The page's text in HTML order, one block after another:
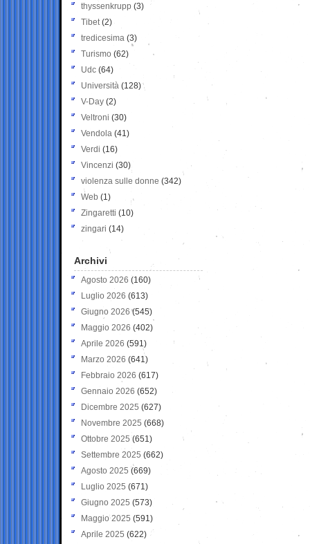
thyssenkrupp (3)
Tibet(2)
tredicesima (3)
Turismo (62)
Udc (64)
Università (128)
V-Day (2)
Veltroni (30)
Vendola (41)
Verdi (16)
Vincenzi (30)
violenza sulle donne (342)
Web (1)
Zingaretti (10)
zingari (14)
Archivi
Agosto 2026 (160)
Luglio 2026 (613)
Giugno 2026 (545)
Maggio 2026 (402)
Aprile 2026 (591)
Marzo 2026 (641)
Febbraio 2026 (617)
Gennaio 2026 (652)
Dicembre 2025 (627)
Novembre 2025 (668)
Ottobre 2025 (651)
Settembre 2025 (662)
Agosto 2025 (669)
Luglio 2025 (671)
Giugno 2025 (573)
Maggio 2025 (591)
Aprile 2025 (622)